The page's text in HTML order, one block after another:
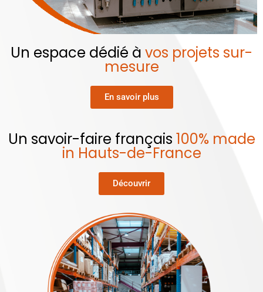
Un espace dédié à vos projets sur-
mesure
En savoir plus
Un savoir-faire français 100% made
in Hauts-de-France
Découvrir